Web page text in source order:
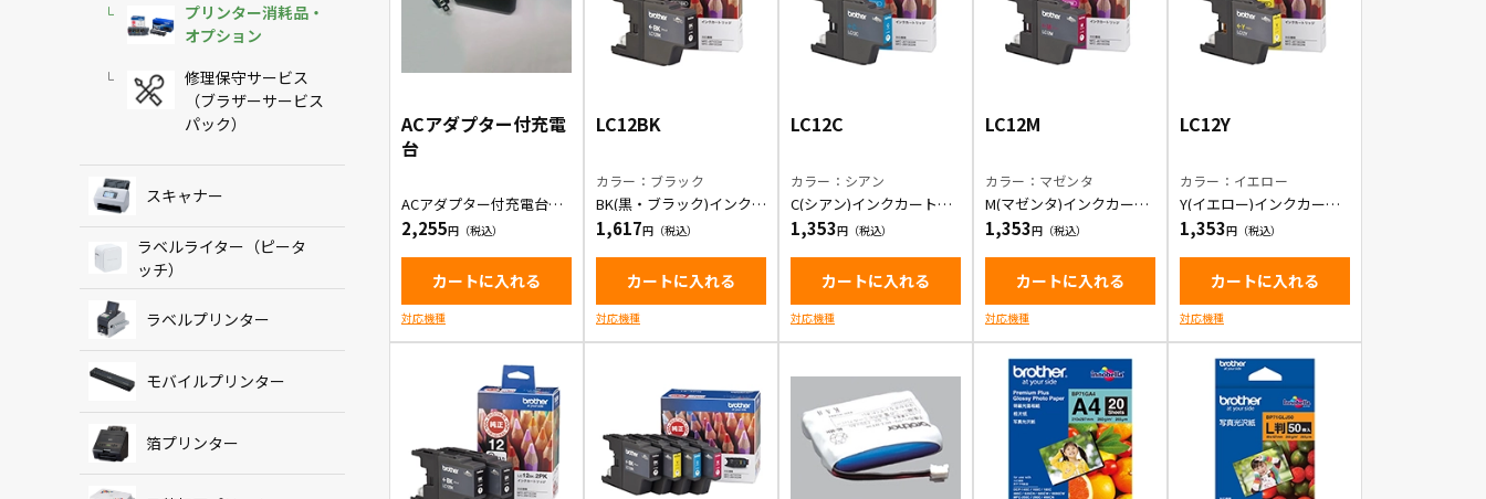
プリンター消耗品・
オプション
修理保守サービス
（ブラザーサービス
パック）
スキャナー
ラベルライター（ピータ
ッチ）
ラベルプリンター
モバイルプリンター
箔プリンター
ACアダプター付充電
台
ACアダプター付充電台
（黒色モデル）
2,255
カートに入れる
対応機種
LC12BK
カラー：ブラック
BK(黒・ブラック)インクカ
ートリッジ
1,617
カートに入れる
対応機種
LC12C
カラー：シアン
C(シアン)インクカートリ
ッジ
1,353
カートに入れる
対応機種
LC12M
カラー：マゼンタ
M(マゼンタ)インクカート
リッジ
1,353
カートに入れる
対応機種
LC12Y
カラー：イエロー
Y(イエロー)インクカート
リッジ
1,353
カートに入れる
対応機種